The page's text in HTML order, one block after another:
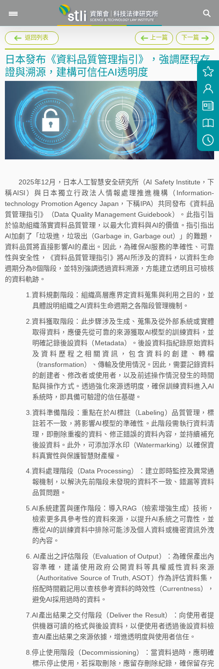
返回列表 上一篇 下一篇
日本發布《資料品質管理指引》，強調歷程存
證與溯源，建構可信任AI透明度
2025年12月，日本人工智慧安全研究所（AI Safety Institute，下
稱AISI）與日本獨立行政法人情報處理推進機構（Information-
technology Promotion Agency Japan，下稱IPA）共同發布《資料品
質管理指引》（Data Quality Management Guidebook）。此指引旨
於協助組織落實資料品質管理，以最大化資料與AI的價值。指引指出
AI加劇了「垃圾進，垃圾出（Garbage in, Garbage out）」的難題，
資料品質將直接影響AI的產出。因此，為確保AI服務的準確性、可靠
性與安全性，《資料品質管理指引》將AI所涉及的資料，以資料生命
週期分為8個階段，並特別強調透過資料溯源，方能建立透明且可檢核
的資料軌跡。
1.資料規劃階段：組織高層應界定資料蒐集與利用之目的，並
具體說明組織之AI資料生命週期之各階段管理機制。
2.資料獲取階段：此步驟涉及生成、蒐集及從外部系統或實體
取得資料，應優先從可靠的來源獲取AI模型的訓練資料，並
明確記錄後設資料（Metadata）。後設資料指紀錄原始資料
及資料歷程之相關資訊，包含資料的創建、轉檔
（transformation）、傳輸及使用情況。因此，需要記錄資料
的創建者、修改者或使用者，以及前述操作情況發生的時間
點與操作方式。透過強化來源透明度，確保訓練資料進入AI
系統時，即具備可驗證的信任基礎。
3.資料準備階段：重點在於AI標註（Labeling）品質管理，標
註若不一致，將影響AI模型的準確性。此階段需執行資料清
理，即刪除重複的資料、修正錯誤的資料內容，並持續補充
後設資料。此外，可添加浮水印（Watermarking）以確保資
料真實性與保護智慧財產權。
4.資料處理階段（Data Processing）：建立即時監控及異常通
報機制，以解決先前階段未發現的資料不一致、錯漏等資料
品質問題。
5.AI系統建置與運作階段：導入RAG（檢索增強生成）技術，
檢索更多具參考性的資料來源，以提升AI系統之可靠性，並
應從AI的訓練資料中排除可能涉及個人資料或機密資訊外洩
的內容。
6. AI產出之評估階段（Evaluation of Output）：為確保產出內
容準確，建議使用政府公開資料等具權威性資料來源
（Authoritative Source of Truth, ASOT）作為評估資料集，
搭配時間戳記用以查核參考資料的時效性（Currentness），
避免AI採用過時的資料。
7.AI產出結果之交付階段（Deliver the Result）：向使用者提
供機器可讀的格式與後設資料，以便使用者透過後設資料檢
查AI產出結果之來源依據，增進透明度與使用者信任。
8.停止使用階段（Decommissioning）：當資料過時，應明確
標示停止使用，若採取刪除，應留存刪除紀錄，確保留存完